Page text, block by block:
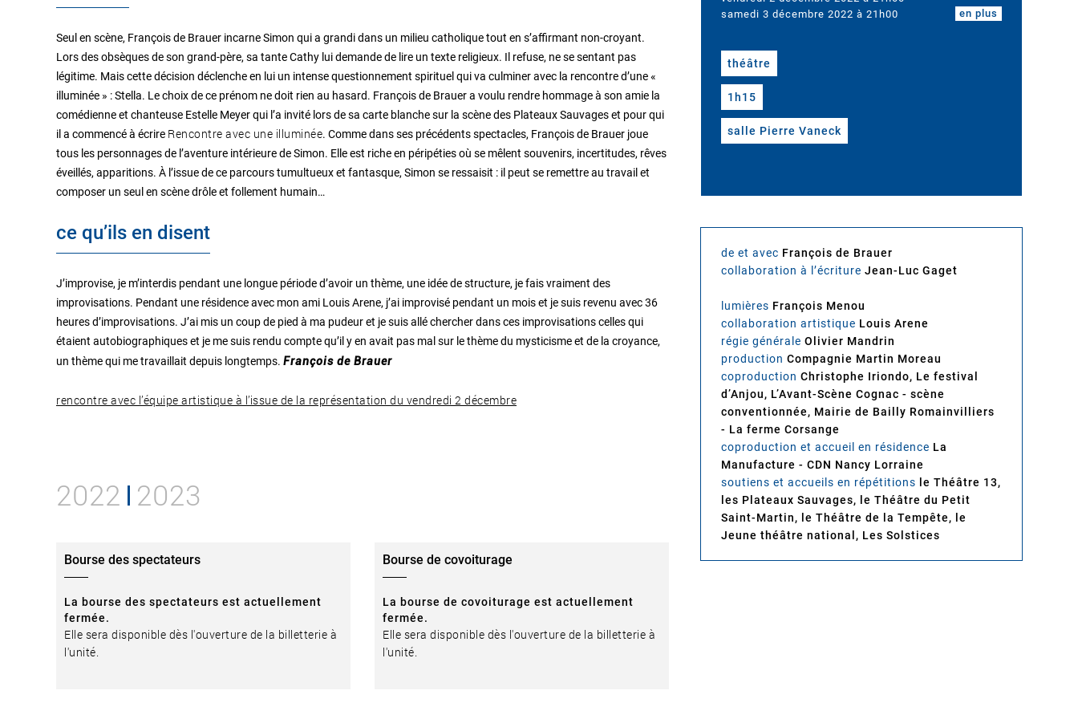
samedi 3 décembre 2022 à 21h00
en plus
théâtre
1h15
salle Pierre Vaneck
de et avec François de Brauer
collaboration à l’écriture Jean-Luc Gaget
lumières François Menou
collaboration artistique Louis Arene
régie générale Olivier Mandrin
production Compagnie Martin Moreau
coproduction Christophe Iriondo, Le festival
d’Anjou, L’Avant-Scène Cognac - scène
conventionnée, Mairie de Bailly Romainvilliers
- La ferme Corsange
coproduction et accueil en résidence La
Manufacture - CDN Nancy Lorraine
soutiens et accueils en répétitions le Théâtre 13,
les Plateaux Sauvages, le Théâtre du Petit
Saint-Martin, le Théâtre de la Tempête, le
Jeune théâtre national, Les Solstices
Seul en scène, François de Brauer incarne Simon qui a grandi dans un milieu catholique tout en s’affirmant non-croyant.
Lors des obsèques de son grand-père, sa tante Cathy lui demande de lire un texte religieux. Il refuse, ne se sentant pas
légitime. Mais cette décision déclenche en lui un intense questionnement spirituel qui va culminer avec la rencontre d’une «
illuminée » : Stella. Le choix de ce prénom ne doit rien au hasard. François de Brauer a voulu rendre hommage à son amie la
comédienne et chanteuse Estelle Meyer qui l’a invité lors de sa carte blanche sur la scène des Plateaux Sauvages et pour qui
il a commencé à écrire Rencontre avec une illuminée. Comme dans ses précédents spectacles, François de Brauer joue
tous les personnages de l’aventure intérieure de Simon. Elle est riche en péripéties où se mêlent souvenirs, incertitudes, rêves
éveillés, apparitions. À l’issue de ce parcours tumultueux et fantasque, Simon se ressaisit : il peut se remettre au travail et
composer un seul en scène drôle et follement humain…
ce qu’ils en disent
J’improvise, je m’interdis pendant une longue période d’avoir un thème, une idée de structure, je fais vraiment des
improvisations. Pendant une résidence avec mon ami Louis Arene, j’ai improvisé pendant un mois et je suis revenu avec 36
heures d’improvisations. J’ai mis un coup de pied à ma pudeur et je suis allé chercher dans ces improvisations celles qui
étaient autobiographiques et je me suis rendu compte qu’il y en avait pas mal sur le thème du mysticisme et de la croyance,
un thème qui me travaillait depuis longtemps. François de Brauer
rencontre avec l’équipe artistique à l’issue de la représentation du vendredi 2 décembre
2022 2023
Bourse des spectateurs
La bourse des spectateurs est actuellement
fermée.
Elle sera disponible dès l'ouverture de la billetterie à
l'unité.
Bourse de covoiturage
La bourse de covoiturage est actuellement
fermée.
Elle sera disponible dès l'ouverture de la billetterie à
l'unité.